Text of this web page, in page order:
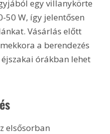
egy villanykörte
50 W, így jelentősen
Vásárlás előtt
a berendezés
órákban lehet
elsősorban